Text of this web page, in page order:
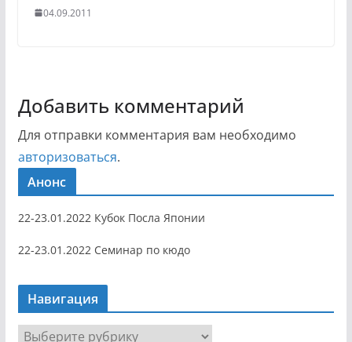
04.09.2011
Добавить комментарий
Для отправки комментария вам необходимо
авторизоваться.
Анонс
22-23.01.2022 Кубок Посла Японии
22-23.01.2022 Семинар по кюдо
Навигация
Н